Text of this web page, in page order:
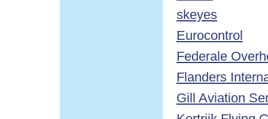
skeyes
Eurocontrol
Federale
Flanders
Gill Aviation